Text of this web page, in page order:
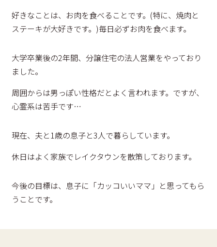
好きなことは、お肉を食べることです。(特に、焼肉と
ステーキが大好きです。)毎日必ずお肉を食べます。
大学卒業後の2年間、分譲住宅の法人営業をやっており
ました。
周囲からは男っぽい性格だとよく言われます。ですが、
心霊系は苦手です…
現在、夫と1歳の息子と3人で暮らしています。
休日はよく家族でレイクタウンを散策しております。
今後の目標は、息子に「カッコいいママ」と思ってもら
うことです。